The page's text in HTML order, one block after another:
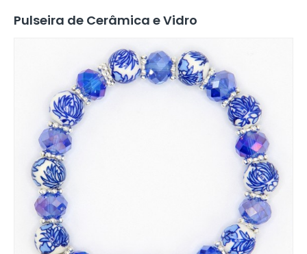
Pulseira de Cerâmica e Vidro